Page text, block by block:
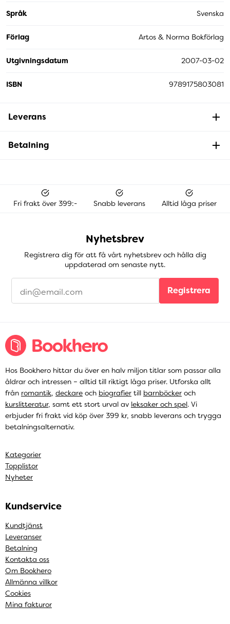
Språk Svenska
Förlag Artos & Norma Bokförlag
Utgivningsdatum 2007-03-02
ISBN 9789175803081
Leverans
Betalning
Fri frakt över 399:- Snabb leverans Alltid låga priser
Nyhetsbrev
Registrera dig för att få vårt nyhetsbrev och hålla dig
uppdaterad om senaste nytt.
Registrera
Hos Bookhero hittar du över en halv miljon titlar som passar alla
åldrar och intressen – alltid till riktigt låga priser. Utforska allt
från romantik, deckare och biografier till barnböcker och
kurslitteratur, samt ett stort urval av leksaker och spel. Vi
erbjuder fri frakt vid köp över 399 kr, snabb leverans och trygga
betalningsalternativ.
Kategorier
Topplistor
Nyheter
Kundservice
Kundtjänst
Leveranser
Betalning
Kontakta oss
Om Bookhero
Allmänna villkor
Cookies
Mina fakturor